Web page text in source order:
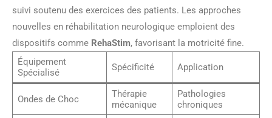
suivi soutenu des exercices des patients. Les approches
nouvelles en réhabilitation neurologique emploient des
dispositifs comme RehaStim, favorisant la motricité fine.
Équipement
Spécialisé
Spécificité Application
Ondes de Choc
Thérapie
mécanique
Pathologies
chroniques